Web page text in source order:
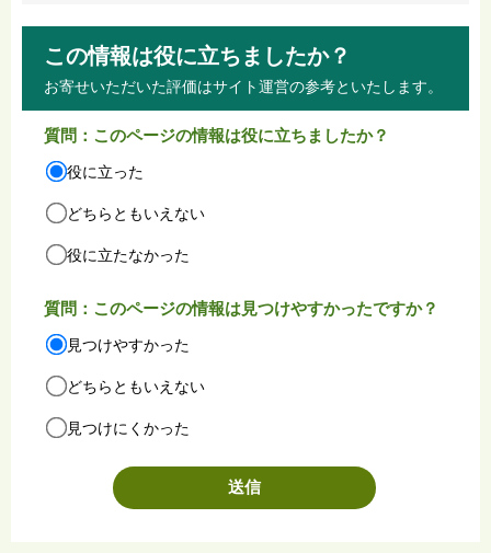
この情報は役に立ちましたか？
お寄せいただいた評価はサイト運営の参考といたします。
質問：このページの情報は役に立ちましたか？
役に立った
どちらともいえない
役に立たなかった
質問：このページの情報は見つけやすかったですか？
見つけやすかった
どちらともいえない
見つけにくかった